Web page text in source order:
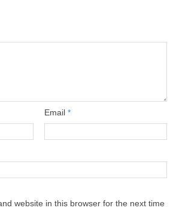
Email *
website in this browser for the next time